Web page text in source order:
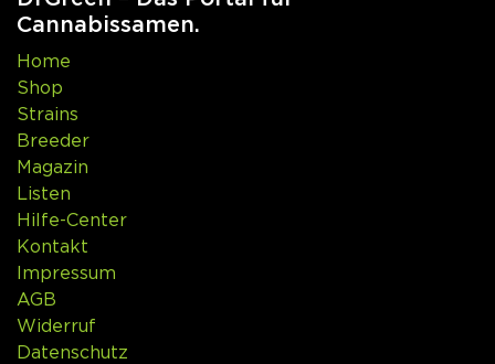
Cannabissamen.
Home
Shop
Strains
Breeder
Magazin
Listen
Hilfe-Center
Kontakt
Impressum
AGB
Widerruf
Datenschutz